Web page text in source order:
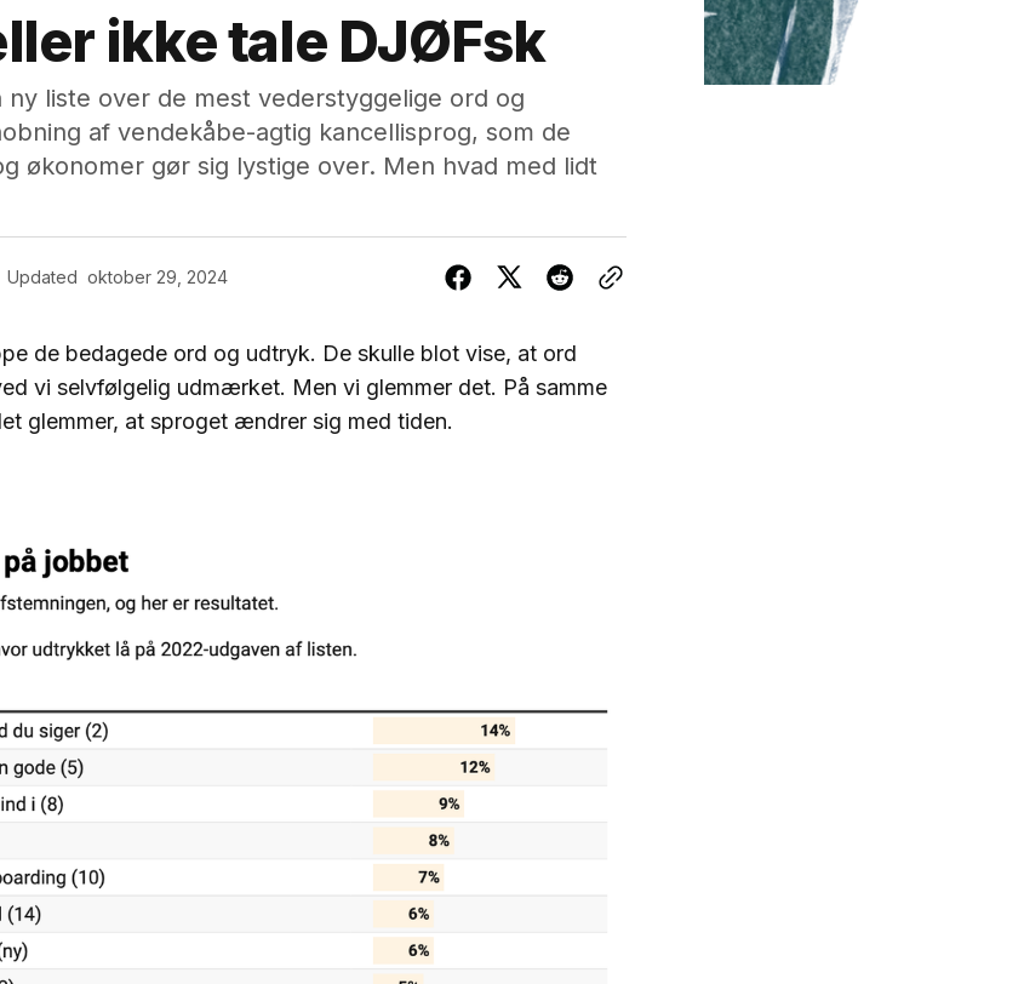
ikke tale DJØFsk
liste over de mest vederstyggelige ord og
af vendekåbe-agtig kancellisprog, som de
økonomer gør sig lystige over. Men hvad med lidt
Updated oktober 29, 2024
de bedagede ord og udtryk. De skulle blot vise, at ord
vi selvfølgelig udmærket. Men vi glemmer det. På samme
glemmer, at sproget ændrer sig med tiden.